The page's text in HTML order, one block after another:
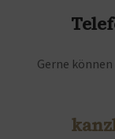
Gerne